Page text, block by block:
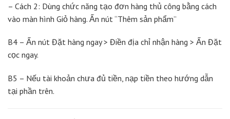
– Cách 2: Dùng chức năng tạo đơn hàng thủ công bằng cách
vào màn hình Giỏ hàng. Ấn nút “Thêm sản phẩm”
B4 – Ấn nút Đặt hàng ngay > Điền địa chỉ nhận hàng > Ấn Đặt
cọc ngay.
B5 – Nếu tài khoản chưa đủ tiền, nạp tiền theo hướng dẫn
tại phần trên.